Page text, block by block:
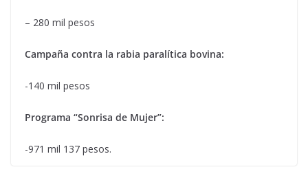
– 280 mil pesos
Campaña contra la rabia paralítica bovina:
-140 mil pesos
Programa “Sonrisa de Mujer”:
-971 mil 137 pesos.